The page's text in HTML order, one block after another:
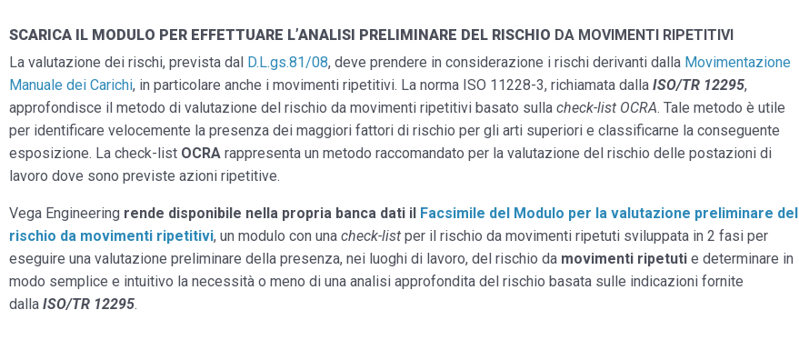
SCARICA IL MODULO PER EFFETTUARE L’ANALISI PRELIMINARE DEL RISCHIO DA MOVIMENTI RIPETITIVI
La valutazione dei rischi, prevista dal D.L.gs.81/08, deve prendere in considerazione i rischi derivanti dalla Movimentazione
Manuale dei Carichi, in particolare anche i movimenti ripetitivi. La norma ISO 11228-3, richiamata dalla ISO/TR 12295,
approfondisce il metodo di valutazione del rischio da movimenti ripetitivi basato sulla check-list OCRA. Tale metodo è utile
per identificare velocemente la presenza dei maggiori fattori di rischio per gli arti superiori e classificarne la conseguente
esposizione. La check-list OCRA rappresenta un metodo raccomandato per la valutazione del rischio delle postazioni di
lavoro dove sono previste azioni ripetitive.
Vega Engineering rende disponibile nella propria banca dati il Facsimile del Modulo per la valutazione preliminare del
rischio da movimenti ripetitivi, un modulo con una check-list per il rischio da movimenti ripetuti sviluppata in 2 fasi per
eseguire una valutazione preliminare della presenza, nei luoghi di lavoro, del rischio da movimenti ripetuti e determinare in
modo semplice e intuitivo la necessità o meno di una analisi approfondita del rischio basata sulle indicazioni fornite
dalla ISO/TR 12295.